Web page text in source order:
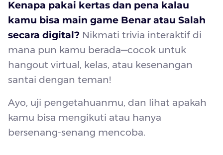
Kenapa pakai kertas dan pena kalau
kamu bisa main game Benar atau Salah
secara digital? Nikmati trivia interaktif di
mana pun kamu berada—cocok untuk
hangout virtual, kelas, atau kesenangan
santai dengan teman!
Ayo, uji pengetahuanmu, dan lihat apakah
kamu bisa mengikuti atau hanya
bersenang-senang mencoba.